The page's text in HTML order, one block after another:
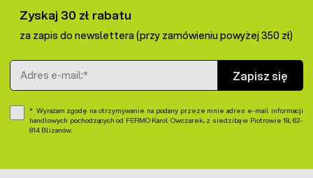
przy stosowaniu szpilek można go zmniejszyć do ok. 3 cm
- zużywając mniej materiału.
Opakowanie zawiera 100 sztuk kotwic. Sugerowane
zużycie to 1 sztuka na 2 m² siatki.
Zyskaj 30 zł rabatu
za zapis do newslettera (przy zamówieniu powyżej 350 zł)
Adres e-mail
Zapisz się
Wyrażam zgodę na otrzymywanie na podany przeze mnie adres e-mail informacji
handlowych pochodzących od FERMO Karol Owczarek, z siedzibą w Piotrowie 18, 62-
814 Blizanów.